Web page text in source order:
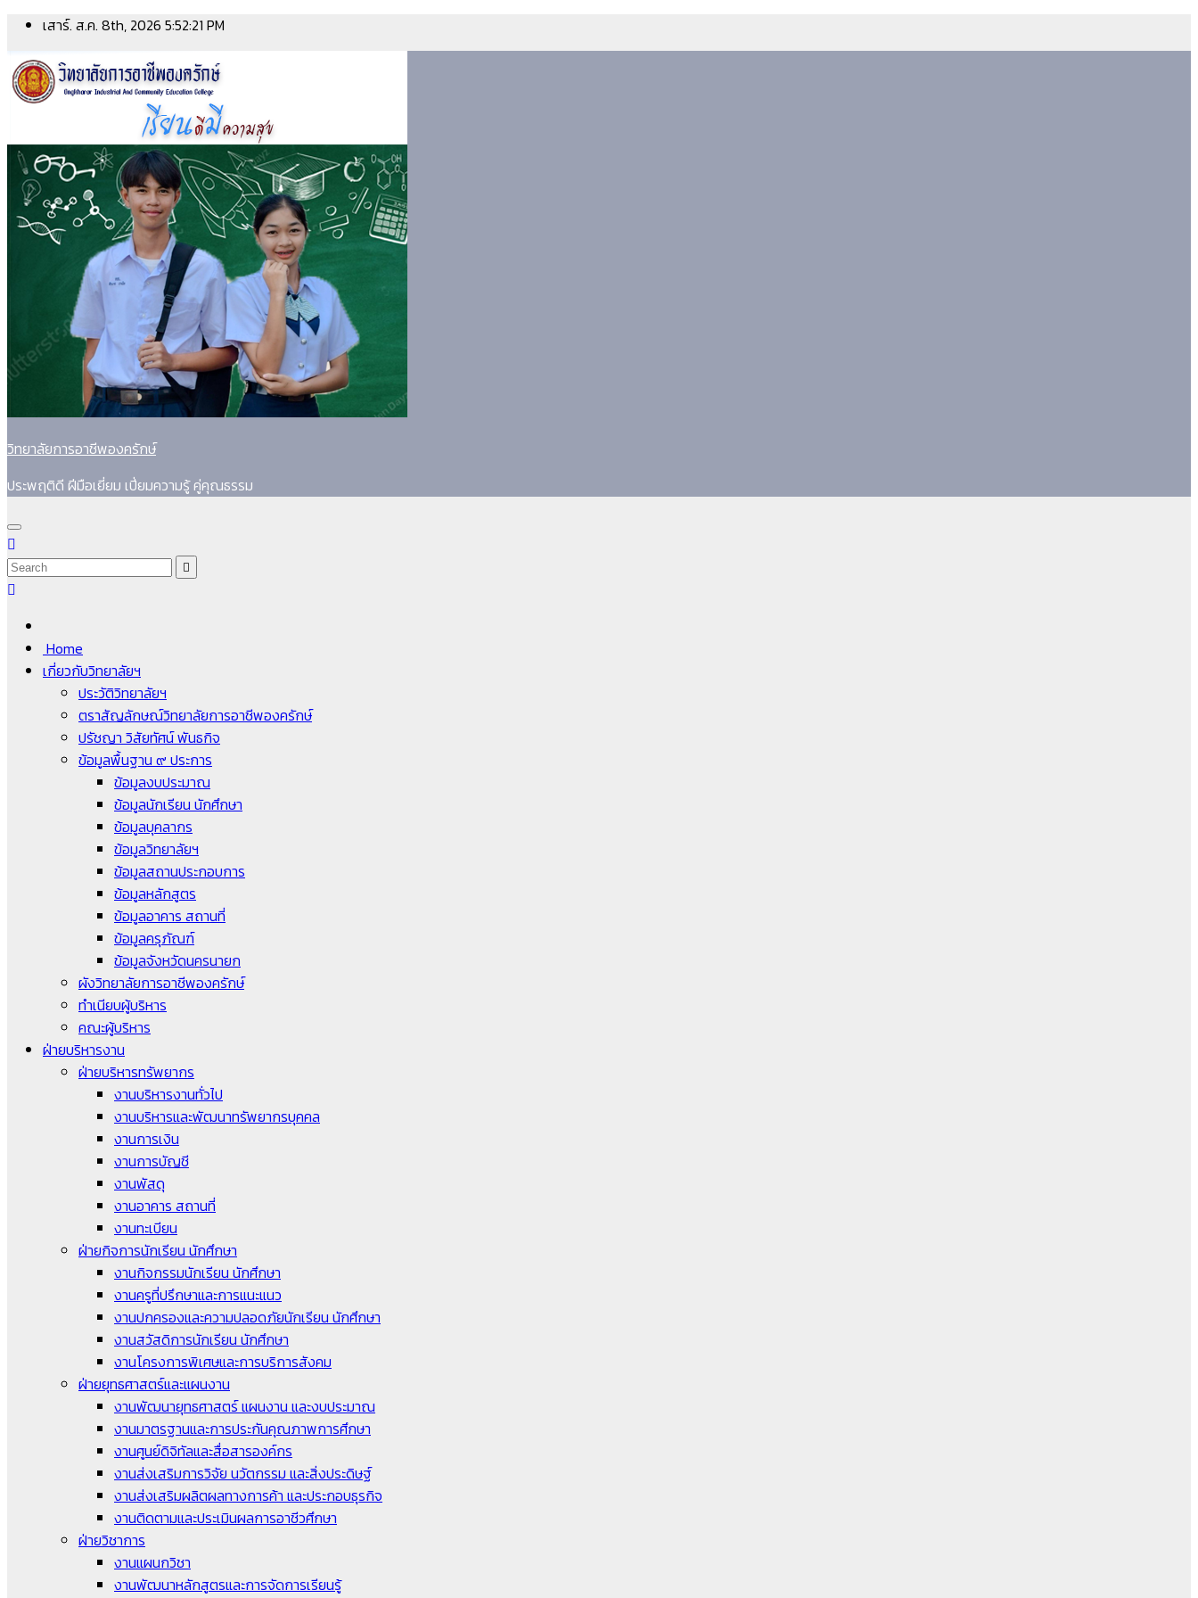
Skip
content
เสาร์. ส.ค. 8th, 2026 5:52:21 PM
วิทยาลัยการอาชีพองครักษ์
ประพฤติดี ฝีมือเยี่ยม เปี่ยมความรู้ คู่คุณธรรม
Home
เกี่ยวกับวิทยาลัยฯ
ประวัติวิทยาลัยฯ
ตราสัญลักษณ์วิทยาลัยการอาชีพองครักษ์
ปรัชญา วิสัยทัศน์ พันธกิจ
ข้อมูลพื้นฐาน ๙ ประการ
ข้อมูลงบประมาณ
ข้อมูลนักเรียน นักศึกษา
ข้อมูลบุคลากร
ข้อมูลวิทยาลัยฯ
ข้อมูลสถานประกอบการ
ข้อมูลหลักสูตร
ข้อมูลอาคาร สถานที่
ข้อมูลครุภัณฑ์
ข้อมูลจังหวัดนครนายก
ผังวิทยาลัยการอาชีพองครักษ์
ทำเนียบผู้บริหาร
คณะผู้บริหาร
ฝ่ายบริหารงาน
ฝ่ายบริหารทรัพยากร
งานบริหารงานทั่วไป
งานบริหารและพัฒนาทรัพยากรบุคคล
งานการเงิน
งานการบัญชี
งานพัสดุ
งานอาคาร สถานที่
งานทะเบียน
ฝ่ายกิจการนักเรียน นักศึกษา
งานกิจกรรมนักเรียน นักศึกษา
งานครูที่ปรึกษาและการแนะแนว
งานปกครองและความปลอดภัยนักเรียน นักศึกษา
งานสวัสดิการนักเรียน นักศึกษา
งานโครงการพิเศษและการบริการสังคม
ฝ่ายยุทธศาสตร์และแผนงาน
งานพัฒนายุทธศาสตร์ แผนงาน และงบประมาณ
งานมาตรฐานและการประกันคุณภาพการศึกษา
งานศูนย์ดิจิทัลและสื่อสารองค์กร
งานส่งเสริมการวิจัย นวัตกรรม และสิ่งประดิษฐ์
งานส่งเสริมผลิตผลทางการค้า และประกอบธุรกิจ
งานติดตามและประเมินผลการอาชีวศึกษา
ฝ่ายวิชาการ
งานแผนกวิชา
งานพัฒนาหลักสูตรและการจัดการเรียนรู้